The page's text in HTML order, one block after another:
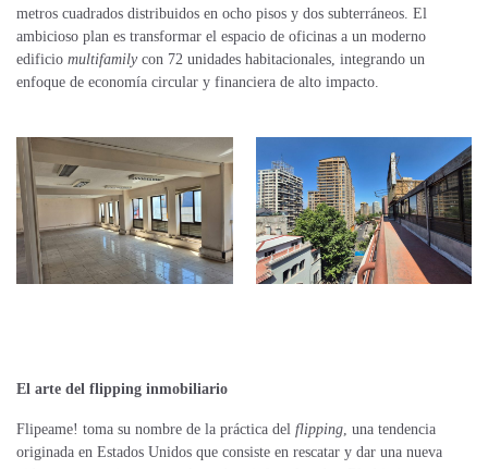
metros cuadrados distribuidos en ocho pisos y dos subterráneos. El
ambicioso plan es transformar el espacio de oficinas a un moderno
edificio multifamilycon 72 unidades habitacionales, integrando un
enfoque de economía circular y financiera de alto impacto.
El arte del flipping inmobiliario
Flipeame! toma su nombre de la práctica del flipping, una tendencia
originada en Estados Unidos que consiste en rescatar y dar una nueva